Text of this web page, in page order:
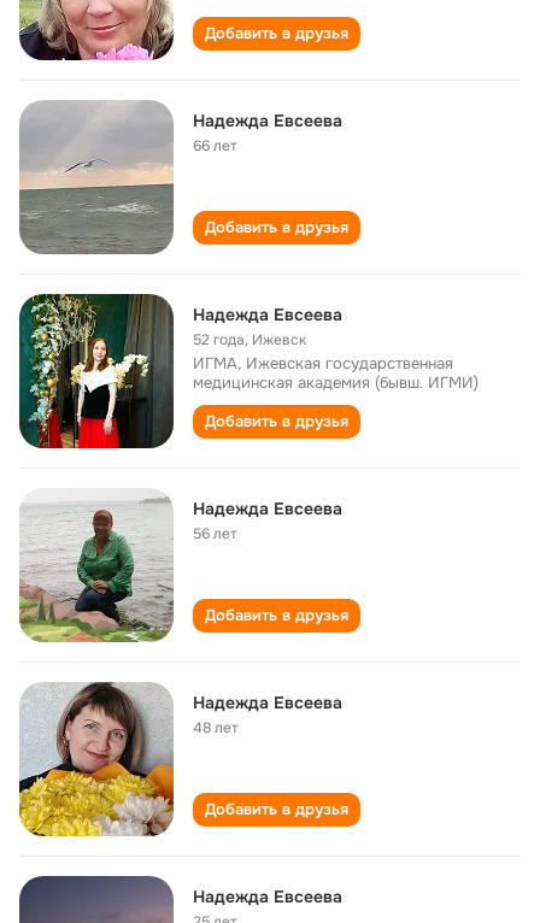
Добавить в друзья
Надежда Евсеева
66 лет
Добавить в друзья
Надежда Евсеева
52 года, Ижевск
ИГМА, Ижевская государственная
медицинская академия (бывш. ИГМИ)
Добавить в друзья
Надежда Евсеева
56 лет
Добавить в друзья
Надежда Евсеева
48 лет
Добавить в друзья
Надежда Евсеева